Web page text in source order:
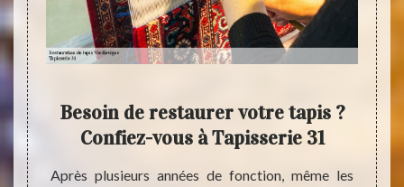
Besoin de restaurer votre tapis ?
Confiez-vous à Tapisserie 31
Après plusieurs années de fonction, même les